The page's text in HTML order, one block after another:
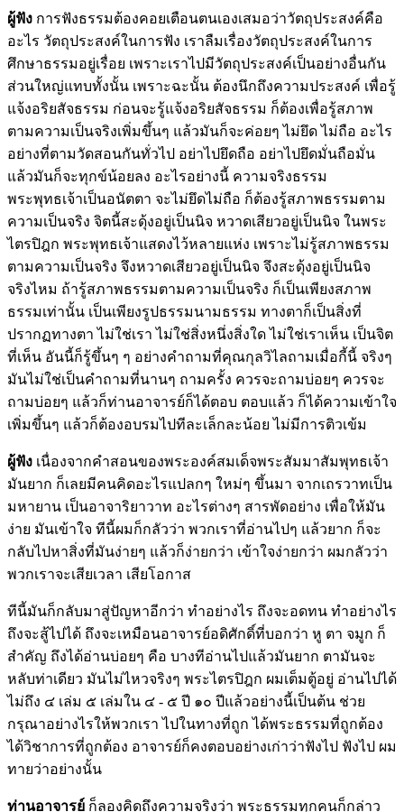
ผู้ฟัง การฟังธรรมต้องคอยเตือนตนเองเสมอว่าวัตถุประสงค์คือ
อะไร วัตถุประสงค์ในการฟัง เราลืมเรื่องวัตถุประสงค์ในการ
ศึกษาธรรมอยู่เรื่อย เพราะเราไปมีวัตถุประสงค์เป็นอย่างอื่นกัน
ส่วนใหญ่แทบทั้งนั้น เพราะฉะนั้น ต้องนึกถึงความประสงค์ เพื่อรู้
แจ้งอริยสัจธรรม ก่อนจะรู้แจ้งอริยสัจธรรม ก็ต้องเพื่อรู้สภาพ
ตามความเป็นจริงเพิ่มขึ้นๆ แล้วมันก็จะค่อยๆ ไม่ยึด ไม่ถือ อะไร
อย่างที่ตามวัดสอนกันทั่วไป อย่าไปยึดถือ อย่าไปยึดมั่นถือมั่น
แล้วมันก็จะทุกข์น้อยลง อะไรอย่างนี้ ความจริงธรรม
พระพุทธเจ้าเป็นอนัตตา จะไม่ยึดไม่ถือ ก็ต้องรู้สภาพธรรมตาม
ความเป็นจริง จิตนี้สะดุ้งอยู่เป็นนิจ หวาดเสียวอยู่เป็นนิจ ในพระ
ไตรปิฎก พระพุทธเจ้าแสดงไว้หลายแห่ง เพราะไม่รู้สภาพธรรม
ตามความเป็นจริง จึงหวาดเสียวอยู่เป็นนิจ จึงสะดุ้งอยู่เป็นนิจ
จริงไหม ถ้ารู้สภาพธรรมตามความเป็นจริง ก็เป็นเพียงสภาพ
ธรรมเท่านั้น เป็นเพียงรูปธรรมนามธรรม ทางตาก็เป็นสิ่งที่
ปรากฏทางตา ไม่ใช่เรา ไม่ใช่สิ่งหนึ่งสิ่งใด ไม่ใช่เราเห็น เป็นจิต
ที่เห็น อันนี้ก็รู้ขึ้นๆ ๆ อย่างคำถามที่คุณกุลวิไลถามเมื่อกี้นี้ จริงๆ
มันไม่ใช่เป็นคำถามที่นานๆ ถามครั้ง ควรจะถามบ่อยๆ ควรจะ
ถามบ่อยๆ แล้วก็ท่านอาจารย์ก็ได้ตอบ ตอบแล้ว ก็ได้ความเข้าใจ
เพิ่มขึ้นๆ แล้วก็ต้องอบรมไปทีละเล็กละน้อย ไม่มีการติวเข้ม
ผู้ฟัง เนื่องจากคำสอนของพระองค์สมเด็จพระสัมมาสัมพุทธเจ้า
มันยาก ก็เลยมีคนคิดอะไรแปลกๆ ใหม่ๆ ขึ้นมา จากเถรวาทเป็น
มหายาน เป็นอาจาริยาวาท อะไรต่างๆ สารพัดอย่าง เพื่อให้มัน
ง่าย มันเข้าใจ ทีนี้ผมก็กลัวว่า พวกเราที่อ่านไปๆ แล้วยาก ก็จะ
กลับไปหาสิ่งที่มันง่ายๆ แล้วก็ง่ายกว่า เข้าใจง่ายกว่า ผมกลัวว่า
พวกเราจะเสียเวลา เสียโอกาส
ทีนี้มันก็กลับมาสู่ปัญหาอีกว่า ทำอย่างไร ถึงจะอดทน ทำอย่างไร
ถึงจะสู้ไปได้ ถึงจะเหมือนอาจารย์อดิศักดิ์ที่บอกว่า หู ตา จมูก ก็
สำคัญ ถึงได้อ่านบ่อยๆ คือ บางทีอ่านไปแล้วมันยาก ตามันจะ
หลับท่าเดียว มันไม่ไหวจริงๆ พระไตรปิฎก ผมเต็มตู้อยู่ อ่านไปได้
ไม่ถึง ๔ เล่ม ๕ เล่มใน ๔ - ๕ ปี ๑๐ ปีแล้วอย่างนี้เป็นต้น ช่วย
กรุณาอย่างไรให้พวกเรา ไปในทางที่ถูก ได้พระธรรมที่ถูกต้อง
ได้วิชาการที่ถูกต้อง อาจารย์ก็คงตอบอย่างเก่าว่าฟังไป ฟังไป ผม
ทายว่าอย่างนั้น
ท่านอาจารย์ ก็ลองคิดถึงความจริงว่า พระธรรมทุกคนก็กล่าว